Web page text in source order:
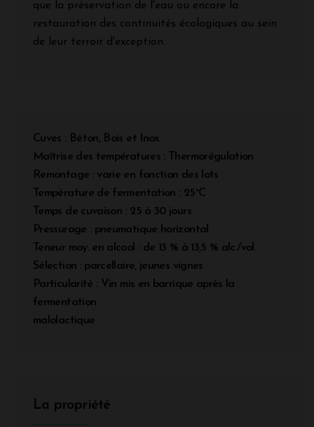
que la préservation de l'eau ou encore la
restauration des continuités écologiques au sein
de leur terroir d'exception.
Cuves : Béton, Bois et Inox
Maîtrise des températures : Thermorégulation
Remontage : varie en fonction des lots
Température de fermentation : 25°C
Temps de cuvaison : 25 à 30 jours
Pressurage : pneumatique horizontal
Teneur moy. en alcool : de 13 % à 13,5 % alc./vol.
Sélection : parcellaire, jeunes vignes
Particularité : Vin mis en barrique après la
fermentation
malolactique
La propriété